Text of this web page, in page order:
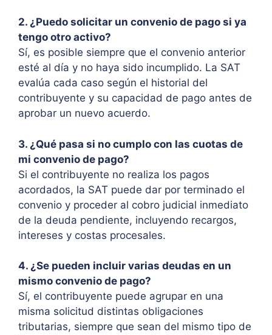
2. ¿Puedo solicitar un convenio de pago si ya
tengo otro activo?
Sí, es posible siempre que el convenio anterior
esté al día y no haya sido incumplido. La SAT
evalúa cada caso según el historial del
contribuyente y su capacidad de pago antes de
aprobar un nuevo acuerdo.
3. ¿Qué pasa si no cumplo con las cuotas de
mi convenio de pago?
Si el contribuyente no realiza los pagos
acordados, la SAT puede dar por terminado el
convenio y proceder al cobro judicial inmediato
de la deuda pendiente, incluyendo recargos,
intereses y costas procesales.
4. ¿Se pueden incluir varias deudas en un
mismo convenio de pago?
Sí, el contribuyente puede agrupar en una
misma solicitud distintas obligaciones
tributarias, siempre que sean del mismo tipo de